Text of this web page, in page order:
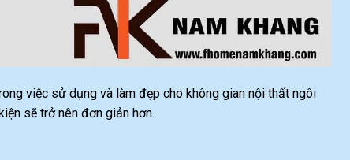
việc sử dụng và làm đẹp cho không gian nội thất ngôi
sẽ trở nên đơn giản hơn.